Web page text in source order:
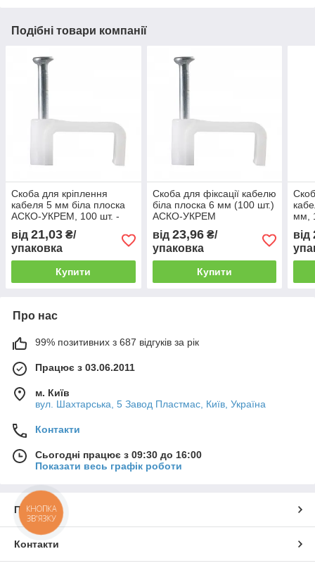
Подібні товари компанії
Скоба для кріплення
кабеля 5 мм біла плоска
АСКО-УКРЕМ, 100 шт. -
проводів
від 21,03 ₴/
упаковка
Купити
Скоба для фіксації кабелю
біла плоска 6 мм (100 шт.)
АСКО-УКРЕМ
від 23,96₴/
упаковка
Купити
мм,
від
Про нас
99% позитивних з 687 відгуків за рік
Працює з 03.06.2011
м. Київ
вул. Шахтарська, 5 Завод Пластмас, Київ, Україна
Контакти
Сьогодні працює з 09:30 до 16:00
Показати весь графік роботи
Про нас
Контакти
КНОПКА
ЗВ'ЯЗКУ